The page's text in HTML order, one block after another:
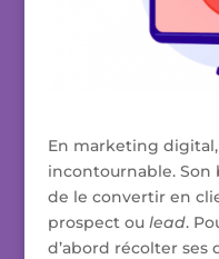
En marketing
incontournable. Son
de le convertir en
prospect ou lead.
d’abord récolter ses